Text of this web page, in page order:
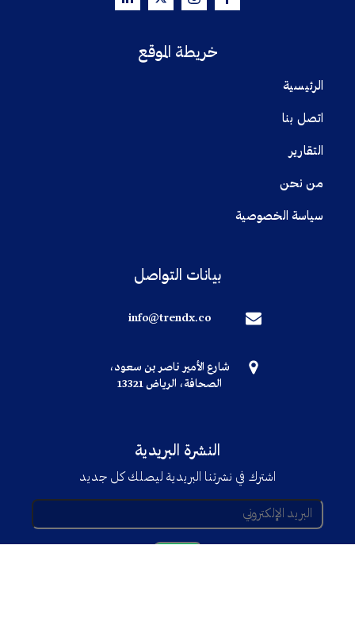
خريطة الموقع
الرئيسية
اتصل بنا
التقارير
من نحن
سياسة الخصوصية
بيانات التواصل
info@trendx.co
شارع الأمير ناصر بن سعود،
الصحافة، الرياض 13321
النشرة البريدية
اشترك في نشرتنا البريدية ليصلك كل جديد